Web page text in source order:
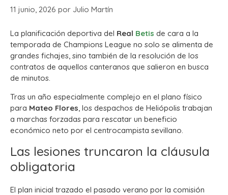
11 junio, 2026 por Julio Martín
La planificación deportiva del Real Betis de cara a la
temporada de Champions League no solo se alimenta de
grandes fichajes, sino también de la resolución de los
contratos de aquellos canteranos que salieron en busca
de minutos.
Tras un año especialmente complejo en el plano físico
para Mateo Flores, los despachos de Heliópolis trabajan
a marchas forzadas para rescatar un beneficio
económico neto por el centrocampista sevillano.
Las lesiones truncaron la cláusula
obligatoria
El plan inicial trazado el pasado verano por la comisión